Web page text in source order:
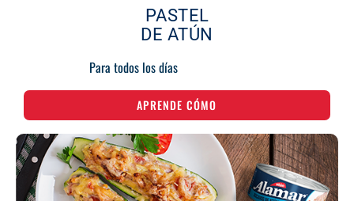
PASTEL
DE ATÚN
Para todos los días
APRENDE CÓMO